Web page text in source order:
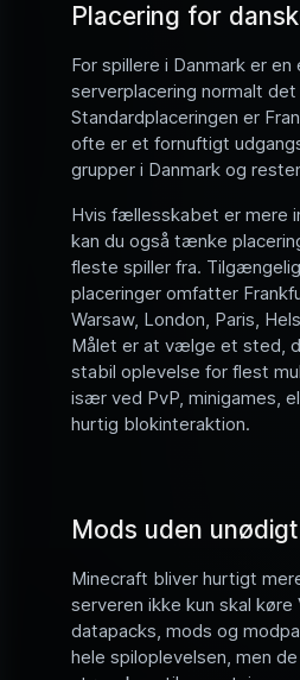
Placering for
For spillere i Danmark er
serverplacering normalt det
Standardplaceringen er
ofte er et fornuftigt
grupper i Danmark og
Hvis fællesskabet er mere
kan du også tænke
fleste spiller fra.
placeringer omfatter
Warsaw, London, Paris,
Målet er at vælge et sted,
stabil oplevelse for flest
især ved PvP, minigames,
hurtig blokinteraktion.
Mods uden
Minecraft bliver hurtigt
serveren ikke kun skal køre
datapacks, mods og
hele spiloplevelsen, men